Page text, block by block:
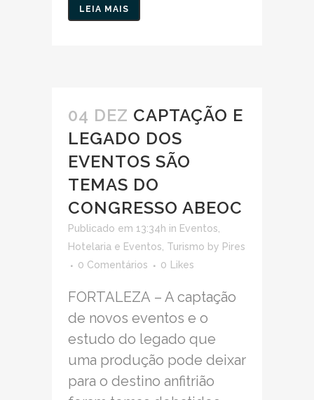
LEIA MAIS
04 DEZ CAPTAÇÃO E
LEGADO DOS
EVENTOS SÃO
TEMAS DO
CONGRESSO ABEOC
Publicado em 13:34h in Eventos
Hotelaria e Eventos Turismo by Pires
0 Comentários
0 Likes
FORTALEZA – A captação
de novos eventos e o
estudo do legado que
uma produção pode deixar
para o destino anfitrião